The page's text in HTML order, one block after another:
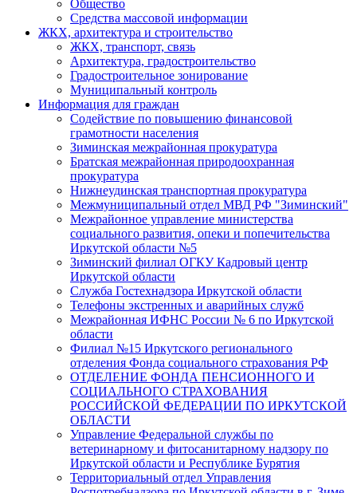
Общество
Средства массовой информации
ЖКХ, архитектура и строительство
ЖКХ, транспорт, связь
Архитектура, градостроительство
Градостроительное зонирование
Муниципальный контроль
Информация для граждан
Содействие по повышению финансовой
грамотности населения
Зиминская межрайонная прокуратура
Братская межрайонная природоохранная
прокуратура
Нижнеудинская транспортная прокуратура
Межмуниципальный отдел МВД РФ "Зиминский"
Межрайонное управление министерства
социального развития, опеки и попечительства
Иркутской области №5
Зиминский филиал ОГКУ Кадровый центр
Иркутской области
Служба Гостехнадзора Иркутской области
Телефоны экстренных и аварийных служб
Межрайонная ИФНС России № 6 по Иркутской
области
Филиал №15 Иркутского регионального
отделения Фонда социального страхования РФ
ОТДЕЛЕНИЕ ФОНДА ПЕНСИОННОГО И
СОЦИАЛЬНОГО СТРАХОВАНИЯ
РОССИЙСКОЙ ФЕДЕРАЦИИ ПО ИРКУТСКОЙ
ОБЛАСТИ
Управление Федеральной службы по
ветеринарному и фитосанитарному надзору по
Иркутской области и Республике Бурятия
Территориальный отдел Управления